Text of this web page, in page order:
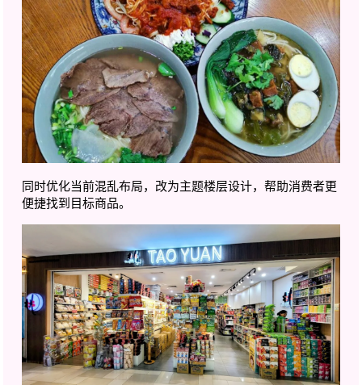
同时优化当前混乱布局，改为主题楼层设计，帮助消费者更
便捷找到目标商品。